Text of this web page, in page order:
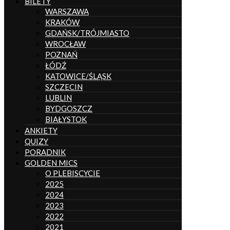
WARSZAWA
KRAKÓW
GDAŃSK/TRÓJMIASTO
WROCŁAW
POZNAŃ
ŁÓDŹ
KATOWICE/ŚLĄSK
SZCZECIN
LUBLIN
BYDGOSZCZ
BIAŁYSTOK
ANKIETY
QUIZY
PORADNIK
GOLDEN MICS
O PLEBISCYCIE
2025
2024
2023
2022
2021